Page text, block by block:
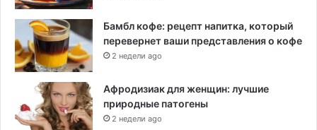
Бамбл кофе: рецепт напитка, который
перевернет ваши представления о кофе
2 недели ago
Афродизиак для женщин: лучшие
природные патогены
2 недели ago